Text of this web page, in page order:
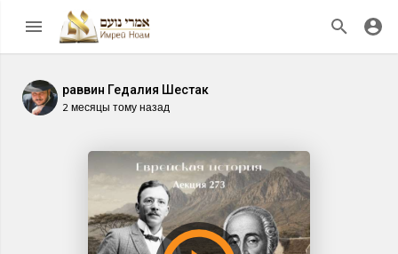
раввин Гедалия Шестак
2 месяцы тому назад